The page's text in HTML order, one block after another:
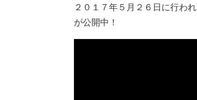
２０１７年５月２６日に行
が公開中！